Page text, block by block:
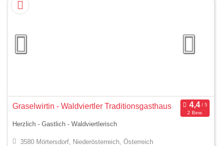
Graselwirtin - Waldviertler Traditionsgasthaus
2 Bew.
Herzlich - Gastlich - Waldviertlerisch
3580 Mörtersdorf, Niederösterreich, Österreich